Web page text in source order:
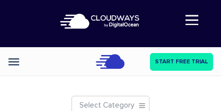
Abre a navegação
Categories START FREE TRIAL
Select Category